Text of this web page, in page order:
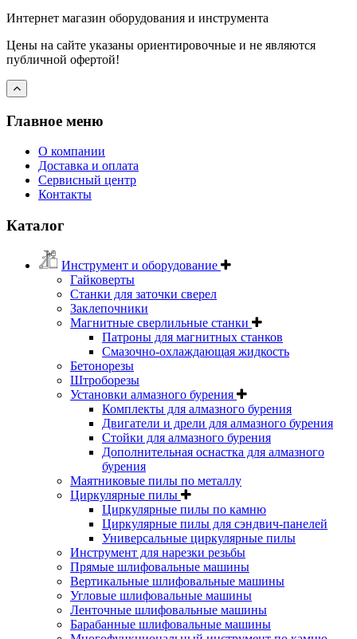
Интернет магазин оборудования и инструмента
Цены на сайте указаны ориентировочные и не являются
публичной офертой!
Главное меню
О компании
Доставка и оплата
Сервисный центр
Контакты
Каталог
Инструмент и оборудование
Гайковерты
Станки для заточки сверел
Заклепочники
Магнитные сверлильные станки
Патроны для магнитных станков
Смазочно-охлаждающая жидкость
Бетонорезы
Штроборезы
Установки алмазного бурения
Комплекты для алмазного бурения
Двигатели и дрели для алмазного бурения
Стойки для алмазного бурения
Дополнительная оснастка для алмазного
бурения
Маятниковые пилы по металлу
Циркулярные пилы
Циркулярные пилы по камню
Циркулярные пилы для сэндвич-панелей
Универсальные циркулярные пилы
Инструмент для нарезки резьбы
Прямые шлифовальные машины
Вертикальные шлифовальные машины
Угловые шлифовальные машины
Ленточные шлифовальные машины
Барабанные шлифовальные машины